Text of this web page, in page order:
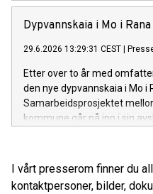
Dypvannskaia i Mo i
29.6.2026 13:29:31 CEST
Etter over to år med
den nye dypvannskaia i Mo i
Samarbeidsprosjektet
kommune går nå inn i sin
I vårt presserom finner du
kontaktpersoner, bilder,